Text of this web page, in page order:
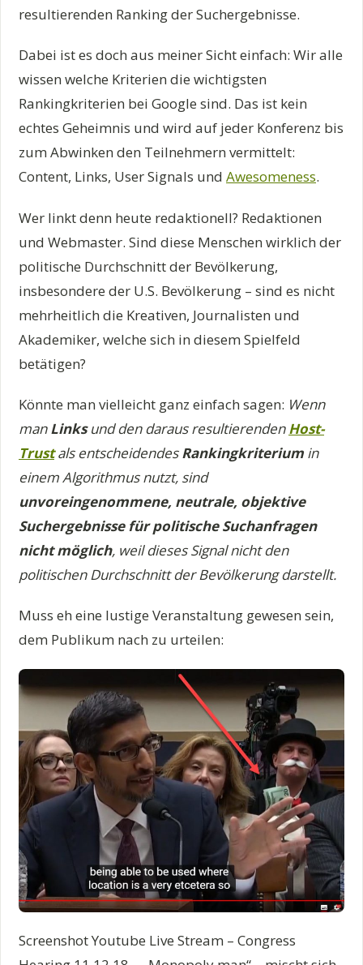
resultierenden Ranking der Suchergebnisse.
Dabei ist es doch aus meiner Sicht einfach: Wir alle
wissen welche Kriterien die wichtigsten
Rankingkriterien bei Google sind. Das ist kein
echtes Geheimnis und wird auf jeder Konferenz bis
zum Abwinken den Teilnehmern vermittelt:
Content, Links, User Signals und Awesomeness.
Wer linkt denn heute redaktionell? Redaktionen
und Webmaster. Sind diese Menschen wirklich der
politische Durchschnitt der Bevölkerung,
insbesondere der U.S. Bevölkerung – sind es nicht
mehrheitlich die Kreativen, Journalisten und
Akademiker, welche sich in diesem Spielfeld
betätigen?
Könnte man vielleicht ganz einfach sagen: Wenn
manLinksund den daraus resultierendenHost-
Trustals entscheidendesRankingkriterium in
einem Algorithmus nutzt, sind
unvoreingenommene, neutrale, objektive
Suchergebnisse für politische Suchanfragen
nicht möglich, weil dieses Signal nicht den
politischen Durchschnitt der Bevölkerung darstellt.
Muss eh eine lustige Veranstaltung gewesen sein,
dem Publikum nach zu urteilen:
Screenshot Youtube Live Stream – Congress